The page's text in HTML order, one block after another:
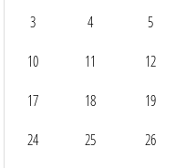
3 4 5
10 11 12
17 18 19
24 25 26